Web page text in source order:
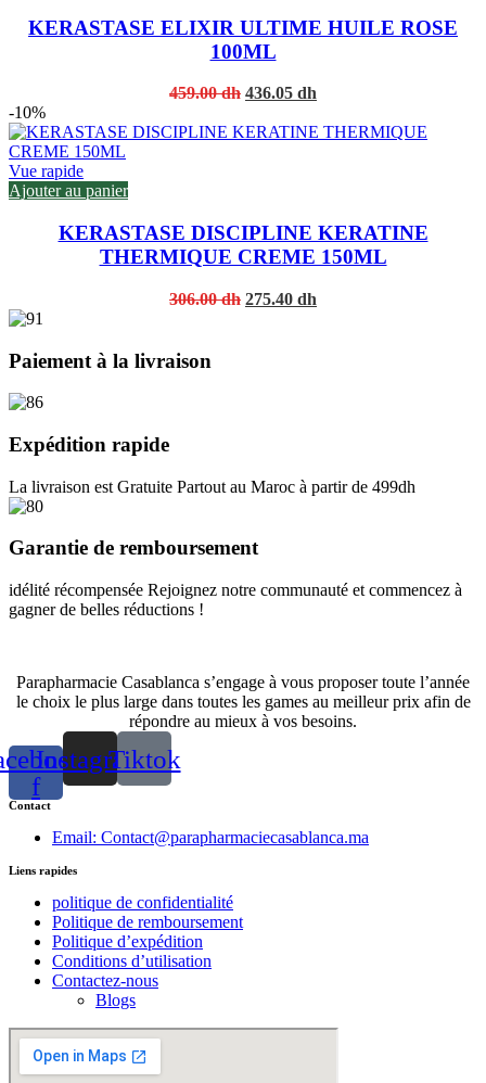
KERASTASE ELIXIR ULTIME HUILE ROSE
100ML
459.00dh Original
was:
436.05 dh
is:
-10%
Vue rapide
Ajouter au panier
KERASTASE DISCIPLINE KERATINE
THERMIQUE CREME 150ML
306.00dh Original
275.40 dh
Paiement à la livraison
Expédition rapide
La livraison est Gratuite Partout au Maroc à partir de 499dh
Garantie de remboursement
idélité récompensée Rejoignez notre communauté et commencez à
gagner de belles réductions !
Parapharmacie Casablanca s’engage à vous proposer toute l’année
le choix le plus large dans toutes les games au meilleur prix afin de
répondre au mieux à vos besoins.
f
InstagramTiktok
Contact
Email: Contact@parapharmaciecasablanca.ma
Liens rapides
politique de confidentialité
Politique de remboursement
Politique d’expédition
Conditions d’utilisation
Contactez-nous
Blogs